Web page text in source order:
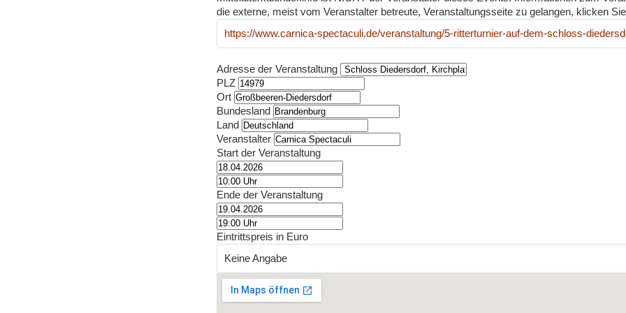
die externe, meist vom Veranstalter betreute, Veranstaltungsseite zu gelangen, klicken
https://www.carnica-spectaculi.de/veranstaltung/5-ritterturnier-auf-dem-schloss-
Adresse der Veranstaltung
PLZ
Ort
Bundesland
Land
Veranstalter
Start der Veranstaltung
Ende der Veranstaltung
Eintrittspreis in Euro
Keine Angabe